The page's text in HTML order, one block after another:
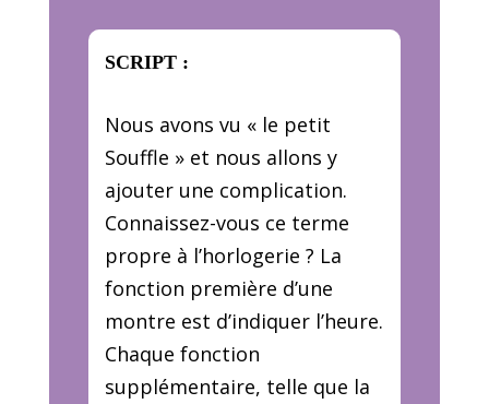
SCRIPT :
Nous avons vu « le petit
Souffle » et nous allons y
ajouter une complication.
Connaissez-vous ce terme
propre à l’horlogerie ? La
fonction première d’une
montre est d’indiquer l’heure.
Chaque fonction
supplémentaire, telle que la